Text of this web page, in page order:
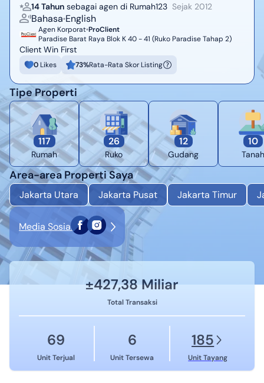
14 Tahun sebagai agen di Rumah123 Sejak 2012
Bahasa English
Agen Korporat ProClient
Paradise Barat Raya Blok K 40 - 41 (Ruko Paradise Tahap 2)
Client Win First
0 Likes 73%Rata-Rata Skor Listing
Tipe Properti
117
Rumah
26
Ruko
12
Gudang
10
Tanah
Area-area Properti Saya
Jakarta Utara Jakarta Pusat Jakarta Timur
Media Sosial
±427,38 Miliar
Total Transaksi
69
Unit Terjual
6
Unit Tersewa
185
Unit Tayang